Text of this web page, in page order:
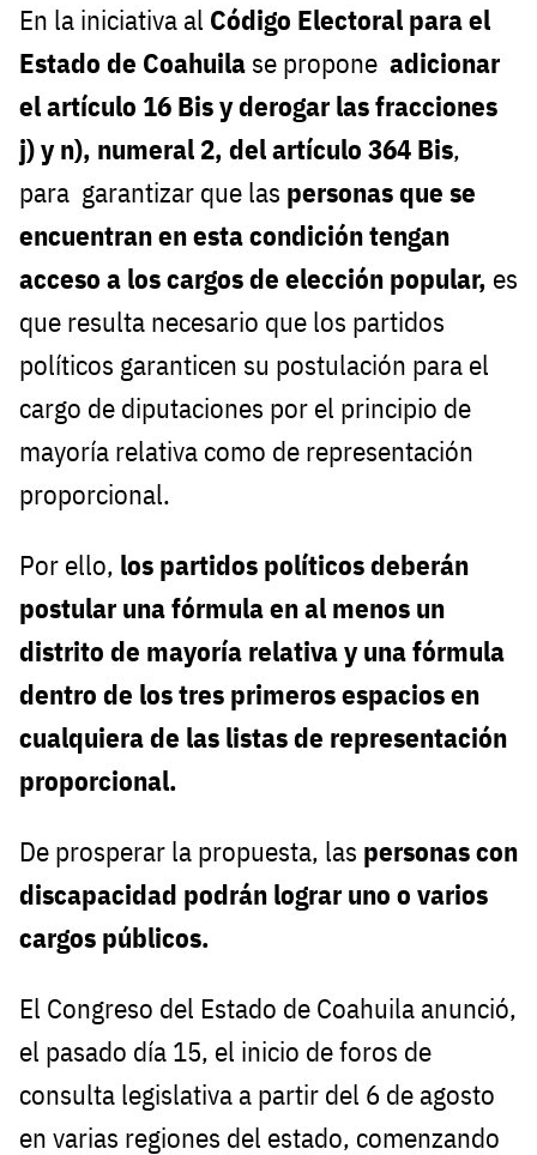
En la iniciativa al Código Electoral para el
Estado de Coahuila se propone adicionar
el artículo 16 Bis y derogar las fracciones
j) y n), numeral 2, del artículo 364 Bis,
para garantizar que las personas que se
encuentran en esta condición tengan
acceso a los cargos de elección popular, es
que resulta necesario que los partidos
políticos garanticen su postulación para el
cargo de diputaciones por el principio de
mayoría relativa como de representación
proporcional.
Por ello, los partidos políticos deberán
postular una fórmula en al menos un
distrito de mayoría relativa y una fórmula
dentro de los tres primeros espacios en
cualquiera de las listas de representación
proporcional.
De prosperar la propuesta, las personas con
discapacidad podrán lograr uno o varios
cargos públicos.
El Congreso del Estado de Coahuila anunció,
el pasado día 15, el inicio de foros de
consulta legislativa a partir del 6 de agosto
en varias regiones del estado, comenzando